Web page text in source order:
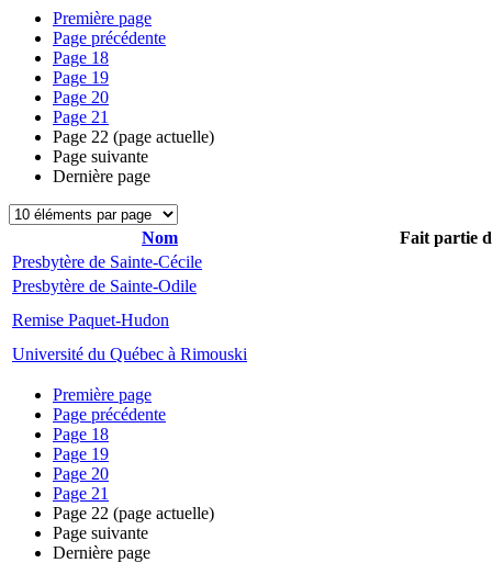
Première page
Page précédente
Page 18
Page 19
Page 20
Page 21
Page 22 (page actuelle)
Page suivante
Dernière page
Nom
Fait partie
Presbytère de Sainte-Cécile
Presbytère de Sainte-Odile
Remise Paquet-Hudon
Université du Québec à Rimouski
Première page
Page précédente
Page 18
Page 19
Page 20
Page 21
Page 22 (page actuelle)
Page suivante
Dernière page